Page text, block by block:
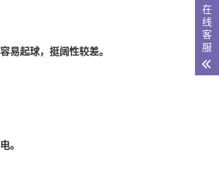
易起球，挺阔性较差。
。
在
线
客
服